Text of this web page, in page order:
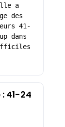
a
des
41-
dans
41-24